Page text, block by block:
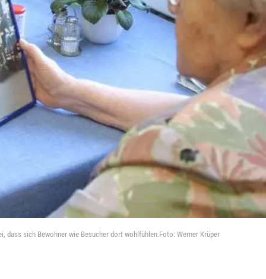
dass sich Bewohner wie Besucher dort wohlfühlen.Foto: Werner Krüper